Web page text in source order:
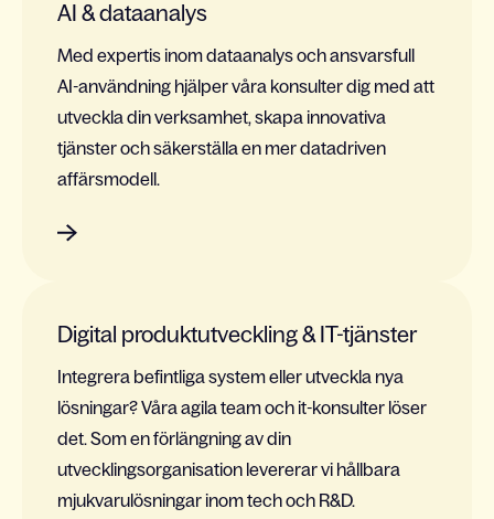
AI & dataanalys
Med expertis inom dataanalys och ansvarsfull
AI-användning hjälper våra konsulter dig med att
utveckla din verksamhet, skapa innovativa
tjänster och säkerställa en mer datadriven
affärsmodell.
Digital produktutveckling & IT-tjänster
Integrera befintliga system eller utveckla nya
lösningar? Våra agila team och it-konsulter löser
det. Som en förlängning av din
utvecklingsorganisation levererar vi hållbara
mjukvarulösningar inom tech och R&D.